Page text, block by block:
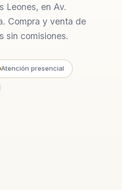
Leones, en Av.
Compra y venta de
sin comisiones.
Atención presencial